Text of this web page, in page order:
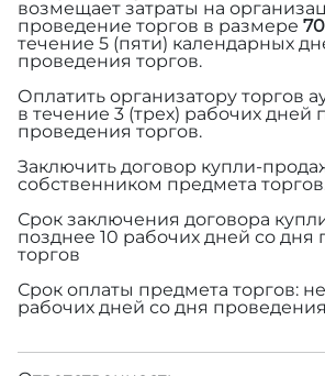
возмещает затраты на
проведение торгов в размере
течение 5 (пяти) календарных
проведения торгов.
Оплатить организатору торгов
в течение 3 (трех) рабочих дней
проведения торгов.
Заключить договор купли-
собственником предмета
Срок заключения договора
позднее 10 рабочих дней со дня
торгов
Срок оплаты предмета торгов:
рабочих дней со дня